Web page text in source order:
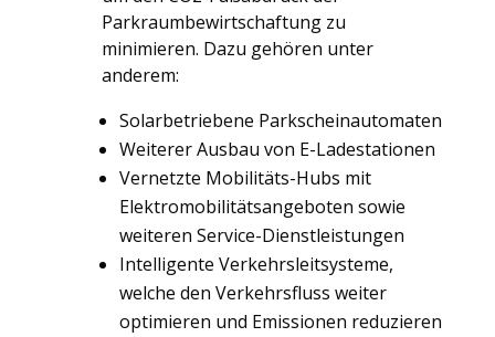
Parkraumbewirtschaftung zu
minimieren. Dazu gehören unter
anderem:
Solarbetriebene Parkscheinautomaten
Weiterer Ausbau von E-Ladestationen
Vernetzte Mobilitäts-Hubs mit
Elektromobilitätsangeboten sowie
weiteren Service-Dienstleistungen
Intelligente Verkehrsleitsysteme,
welche den Verkehrsfluss weiter
optimieren und Emissionen reduzieren